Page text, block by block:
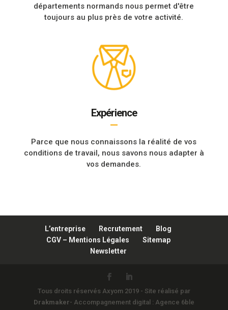
départements normands nous permet d'être
toujours au plus près de votre activité.
Expérience
—
Parce que nous connaissons la réalité de vos
conditions de travail, nous savons nous adapter à
vos demandes.
L’entreprise Recrutement
Blog
CGV – Mentions Légales
Sitemap
Newsletter
Tous droits réservés Axyom 2019 - Site réalisé par
Drakmaker- Accompagnement digital : Agence 6ble